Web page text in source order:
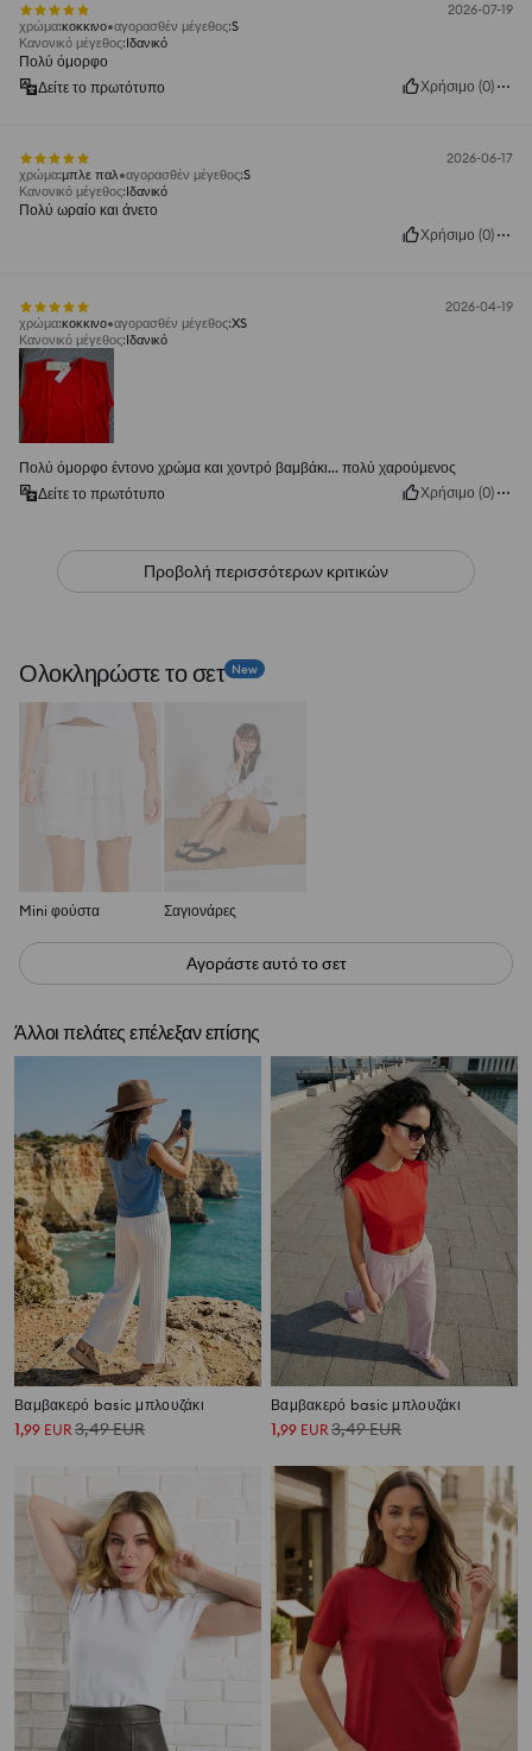
2026-07-19
χρώμα:κοκκινο αγορασθέν μέγεθος:S
Κανονικό μέγεθος:Ιδανικό
Πολύ όμορφο
Δείτε το πρωτότυπο
Χρήσιμο (0)
2026-06-17
χρώμα:μπλε παλ αγορασθέν μέγεθος:S
Κανονικό μέγεθος:Ιδανικό
Πολύ ωραίο και άνετο
Χρήσιμο (0)
2026-04-19
χρώμα:κοκκινο αγορασθέν μέγεθος:XS
Κανονικό μέγεθος:Ιδανικό
Πολύ όμορφο έντονο χρώμα και χοντρό βαμβάκι... πολύ χαρούμενος
Δείτε το πρωτότυπο
Χρήσιμο (0)
Προβολή περισσότερων κριτικών
Ολοκληρώστε το σετ New
Mini φούστα Σαγιονάρες
Αγοράστε αυτό το σετ
Άλλοι πελάτες επέλεξαν επίσης
Βαμβακερό basic μπλουζάκι
1,99 EUR3,49EUR
Βαμβακερό basic μπλουζάκι
1,99 EUR3,49EUR